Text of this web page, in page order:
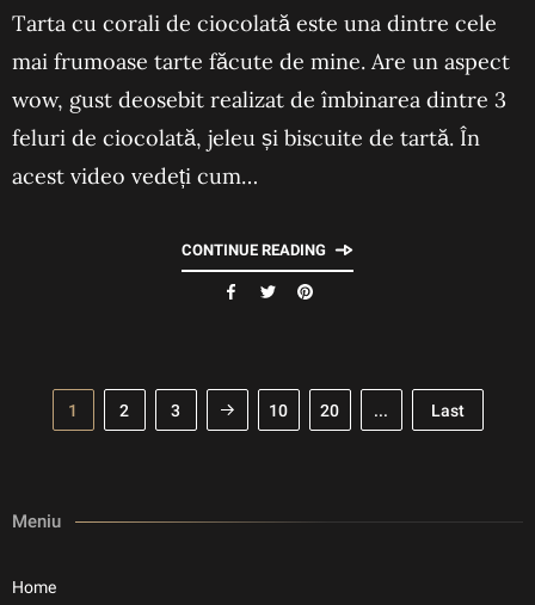
Tarta cu corali de ciocolată este una dintre cele
mai frumoase tarte făcute de mine. Are un aspect
wow, gust deosebit realizat de îmbinarea dintre 3
feluri de ciocolată, jeleu și biscuite de tartă. În
acest video vedeți cum…
CONTINUE READING
1 2 3 10 20 ... Last
Meniu
Home